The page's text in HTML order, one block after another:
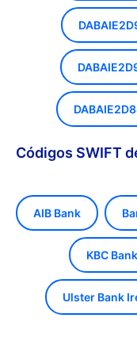
Códigos SWIFT
AIB Bank
KBC Bank
Ulster Bank